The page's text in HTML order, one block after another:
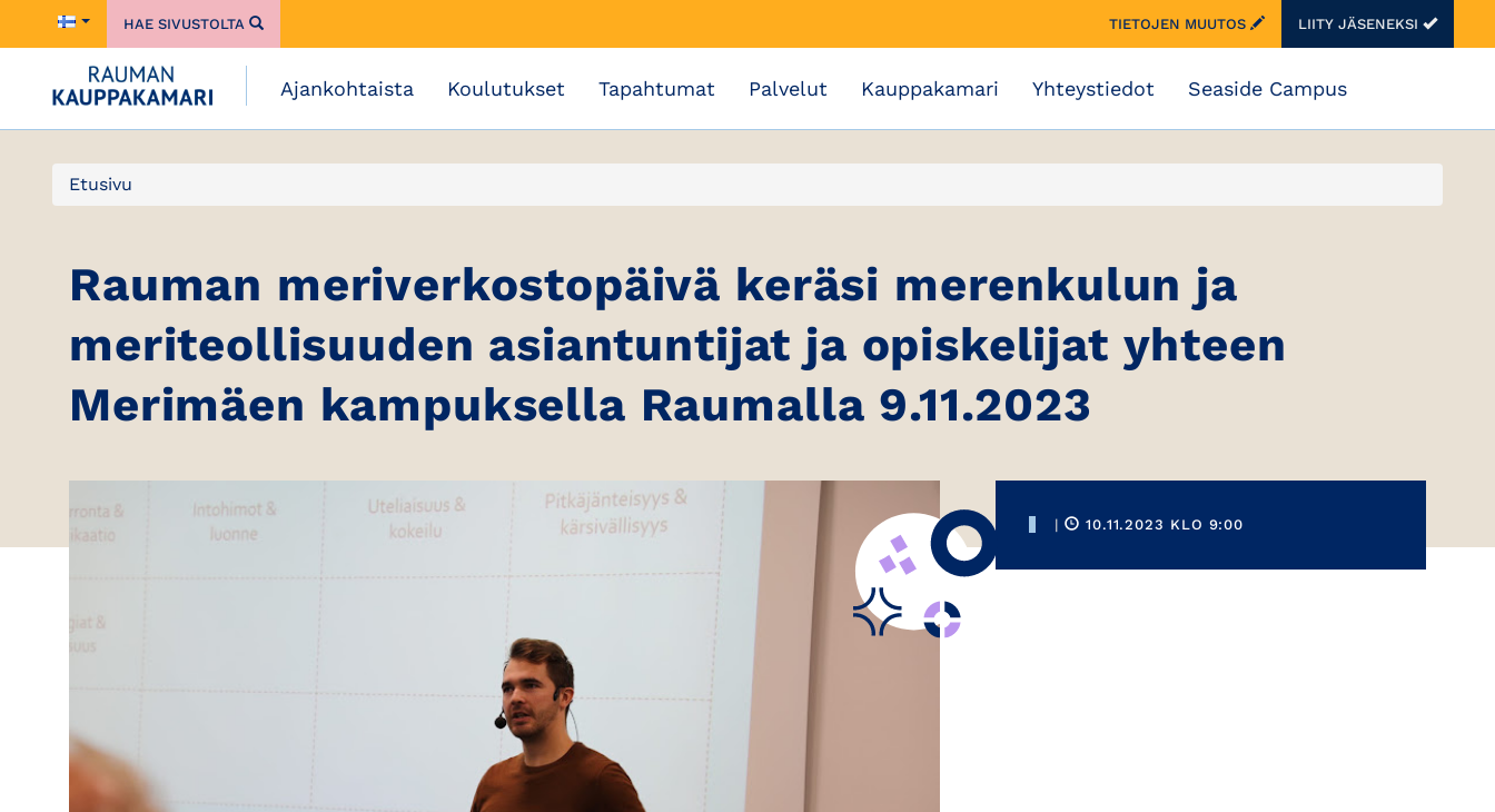
HAE SIVUSTOLTA TIETOJEN MUUTOS LIITY JÄSENEKSI
Ajankohtaista Koulutukset Tapahtumat Palvelut Kauppakamari Yhteystiedot Seaside Campus
Etusivu
Rauman meriverkostopäivä keräsi merenkulun ja
meriteollisuuden asiantuntijat ja opiskelijat yhteen
Merimäen kampuksella Raumalla 9.11.2023
| 10.11.2023 KLO 9:00